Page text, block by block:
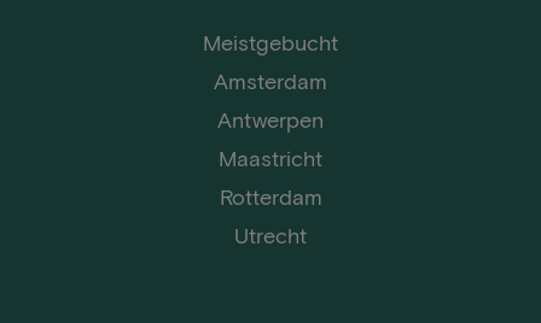
Meistgebucht
Amsterdam
Antwerpen
Maastricht
Rotterdam
Utrecht